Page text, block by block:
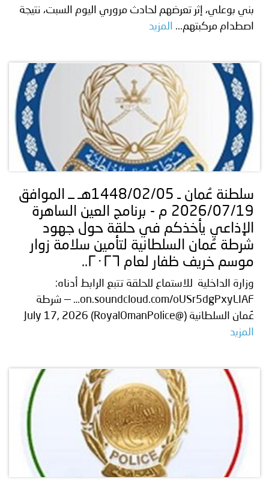
بني بوعلي، إثر تعرضهم لحادث مروري اليوم السبت، نتيجة
اصطدام مركبتهم...
المزيد
سلطنة عُمان ـ 1448/02/05هـ ــ الموافق
2026/07/19 م - برنامج العين الساهرة
الإذاعي يأخذكم في حلقة حول جهود
شرطة عُمان السلطانية لتأمين سلامة زوار
موسم خريف ظفار لعام ٢٠٢٦..
وزارة الداخلية للاستماع للحلقة تتبع الرابط أدناه:
on.soundcloud.com/oUSr5dgPxyLIAF… — شرطة
عُمان السلطانية (@RoyalOmanPolice) July 17, 2026
المزيد